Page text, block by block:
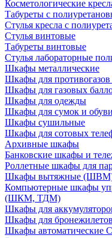
Косметологические
Табуреты с
Стулья кресла с
Стулья винтовые
Табуреты винтовые
Стулья лабораторные
Шкафы металлические
Шкафы для
Шкафы для газовых
Шкафы для одежды
Шкафы для сумок и обуви
Шкафы сушильные
Шкафы для сотовых
Архивные шкафы
Банковские шкафы и
Роллетные шкафы для
Шкафы вытяжные
Компьютерные шкафы
(ШКМ, ТДМ)
Шкафы для
Шкафы для
Шкафы автоматические